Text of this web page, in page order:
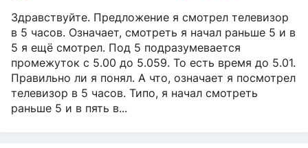
Здравствуйте. Предложение я смотрел телевизор
в 5 часов. Означает, смотреть я начал раньше 5 и в
5 я ещё смотрел. Под 5 подразумевается
промежуток с 5.00 до 5.059. То есть время до 5.01.
Правильно ли я понял. А что, означает я посмотрел
телевизор в 5 часов. Типо, я начал смотреть
раньше 5 и в пять в...